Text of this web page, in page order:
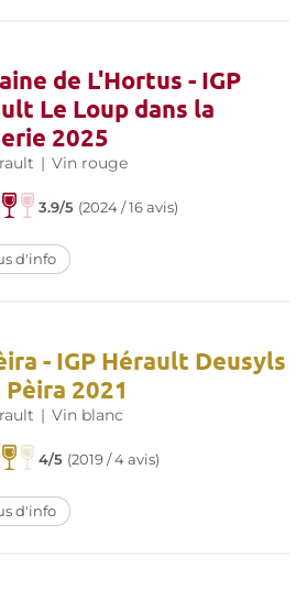
de L'Hortus - IGP
Le Loup dans la
2025
| Vin rouge
3.9/5 (2024 / 16 avis)
d'info
- IGP Hérault Deusyls
Pèira 2021
| Vin blanc
4/5 (2019 / 4 avis)
d'info